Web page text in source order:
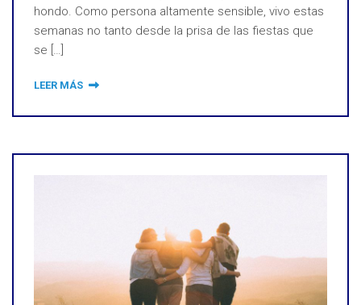
hondo. Como persona altamente sensible, vivo estas
semanas no tanto desde la prisa de las fiestas que
se […]
LEER MÁS